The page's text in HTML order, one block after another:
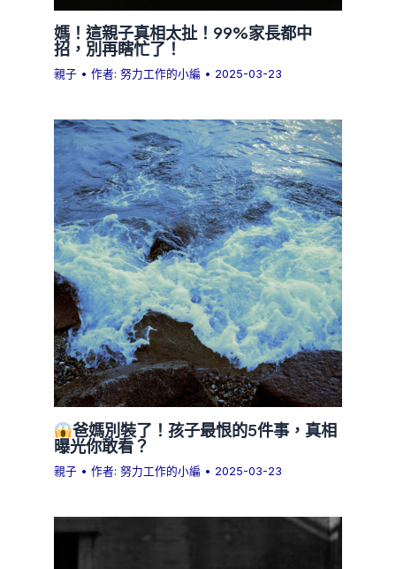
媽！這親子真相太扯！99%家長都中
招，別再瞎忙了！
親子 • 作者:努力工作的小編 • 2025-03-23
爸媽別裝了！孩子最恨的5件事，真相
曝光你敢看？
親子 • 作者:努力工作的小編 • 2025-03-23